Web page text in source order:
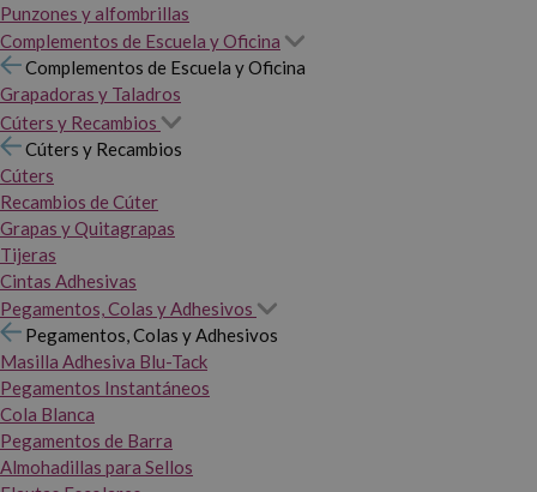
Punzones y alfombrillas
Complementos de Escuela y Oficina
Complementos de Escuela y Oficina
Grapadoras y Taladros
Cúters y Recambios
Cúters y Recambios
Cúters
Recambios de Cúter
Grapas y Quitagrapas
Tijeras
Cintas Adhesivas
Pegamentos, Colas y Adhesivos
Pegamentos, Colas y Adhesivos
Masilla Adhesiva Blu-Tack
Pegamentos Instantáneos
Cola Blanca
Pegamentos de Barra
Almohadillas para Sellos